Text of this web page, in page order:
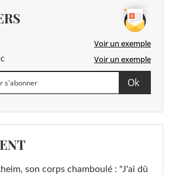
Voir un exemple
Voir un exemple
son corps chamboulé : "J'ai dû